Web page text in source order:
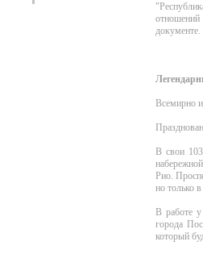
документе.
Всемирно
В свои 103
Рио.
но только
В работе у
города
который